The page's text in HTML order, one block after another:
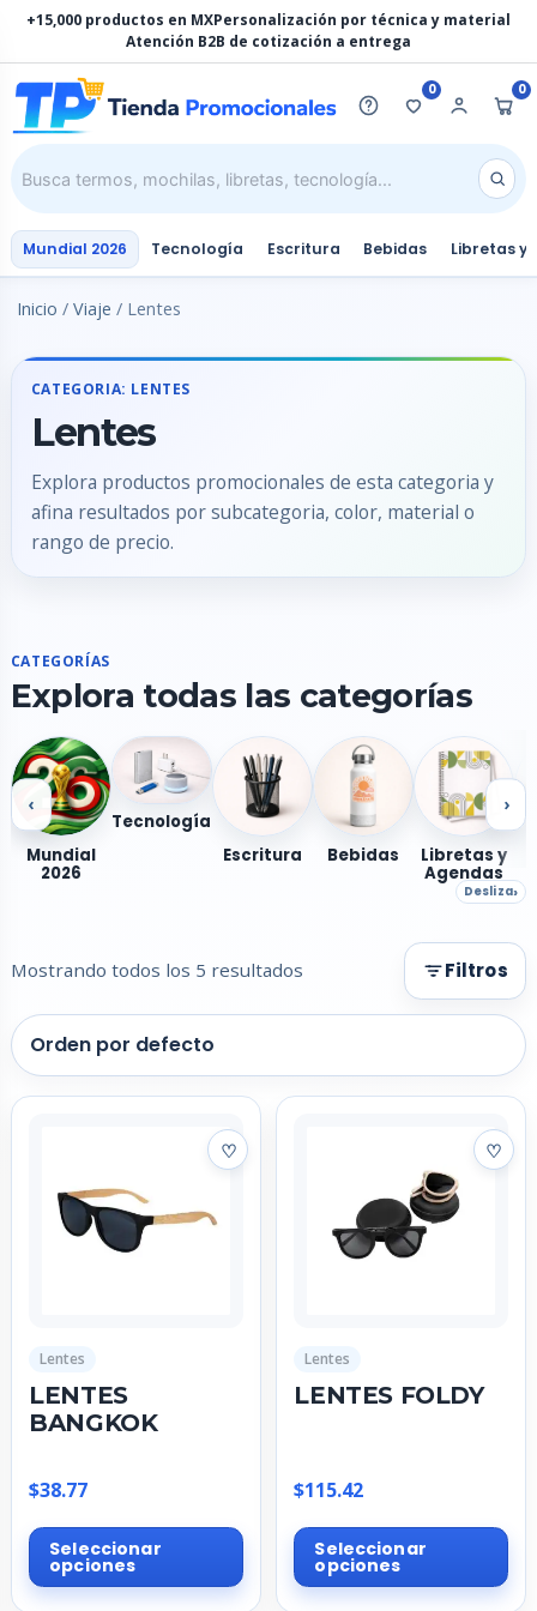
contenido
+15,000 productos en MXPersonalización por técnica y material
Atención B2B de cotización a entrega
0 0
Mundial 2026 Tecnología Escritura Bebidas Libretas y
Inicio /Viaje / Lentes
CATEGORIA: LENTES
Lentes
Explora productos promocionales de esta categoria y
afina resultados por subcategoria, color, material o
rango de precio.
CATEGORÍAS
Explora todas las categorías
‹
Mundial
2026
Tecnología
Escritura
Bebidas Libretas y
Agendas
›
Desliza
Mostrando todos los 5 resultados Filtros
Lentes
LENTES
BANGKOK
$38.77
Seleccionar
opciones
Este
producto
Lentes
LENTES FOLDY
$115.42
Seleccionar
opciones